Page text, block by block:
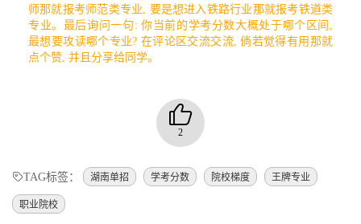
师那就报考师范类专业, 要是想进入铁路行业那就报考铁道类
专业。最后询问一句: 你当前的学考分数大概处于哪个区间,
最想要攻读哪个专业? 在评论区交流交流, 倘若觉得有用那就
点个赞, 并且分享给同学。
2
TAG标签： 湖南单招 学考分数 院校梯度 王牌专业
职业院校